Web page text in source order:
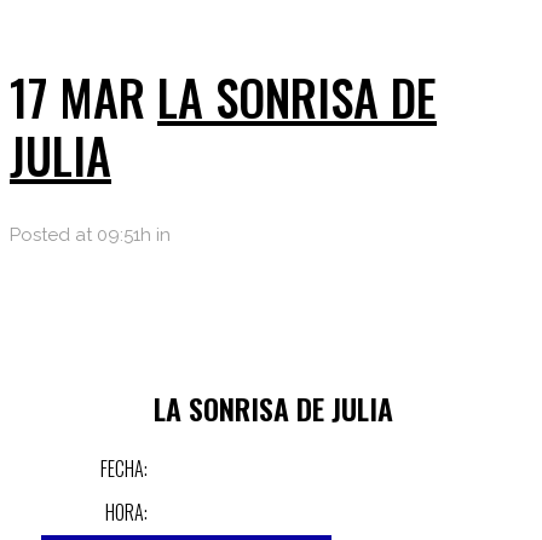
17 MAR LA SONRISA DE
JULIA
Posted at 09:51h in
LA SONRISA DE JULIA
FECHA:
HORA: